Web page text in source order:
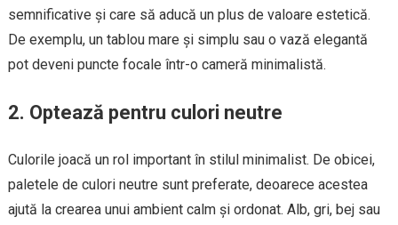
semnificative și care să aducă un plus de valoare estetică.
De exemplu, un tablou mare și simplu sau o vază elegantă
pot deveni puncte focale într-o cameră minimalistă.
2. Optează pentru culori neutre
Culorile joacă un rol important în stilul minimalist. De obicei,
paletele de culori neutre sunt preferate, deoarece acestea
ajută la crearea unui ambient calm și ordonat. Alb, gri, bej sau